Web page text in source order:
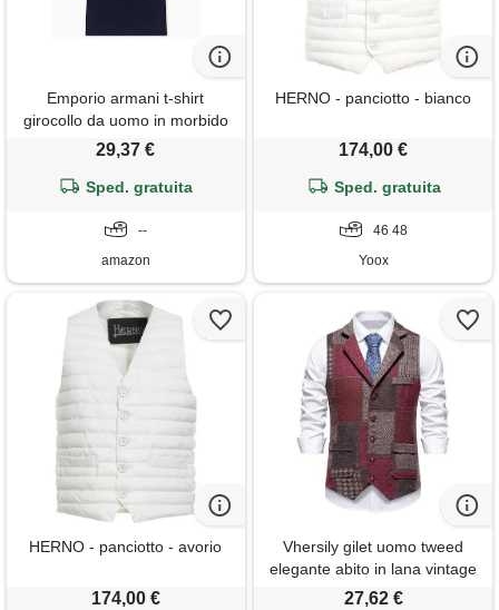
Emporio armani t-shirt
girocollo da uomo in morbido
modal blu m
29,37 €
Sped. gratuita
--
amazon
HERNO - panciotto - bianco
174,00 €
Sped. gratuita
46 48
Yoox
HERNO - panciotto - avorio
174,00 €
Vhersily gilet uomo tweed
elegante abito in lana vintage
scollo a v panciotto casual
27,62 €